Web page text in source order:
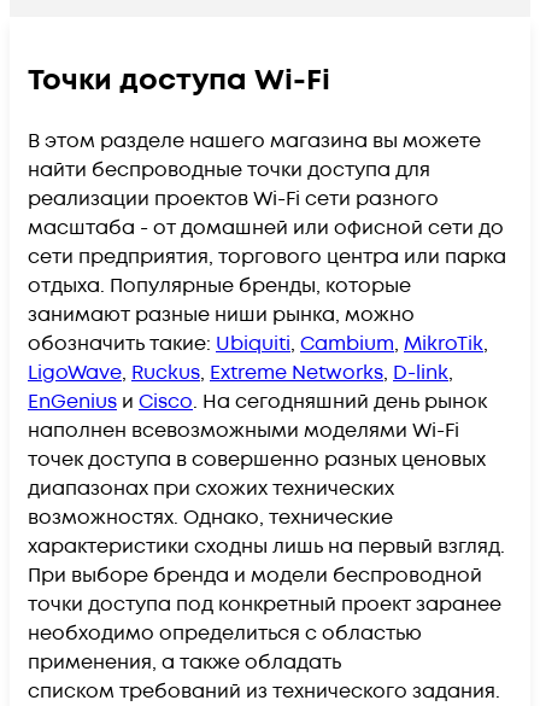
Точки доступа Wi-Fi
В этом разделе нашего магазина вы можете
найти беспроводные точки доступа для
реализации проектов Wi-Fi сети разного
масштаба - от домашней или офисной сети до
сети предприятия, торгового центра или парка
отдыха. Популярные бренды, которые
занимают разные ниши рынка, можно
обозначить такие: Ubiquiti, Cambium, MikroTik,
LigoWave, Ruckus, Extreme Networks, D-link,
EnGenius и Cisco. На сегодняшний день рынок
наполнен всевозможными моделями Wi-Fi
точек доступа в совершенно разных ценовых
диапазонах при схожих технических
возможностях. Однако, технические
характеристики сходны лишь на первый взгляд.
При выборе бренда и модели беспроводной
точки доступа под конкретный проект заранее
необходимо определиться с областью
применения, а также обладать
списком требований из технического задания.